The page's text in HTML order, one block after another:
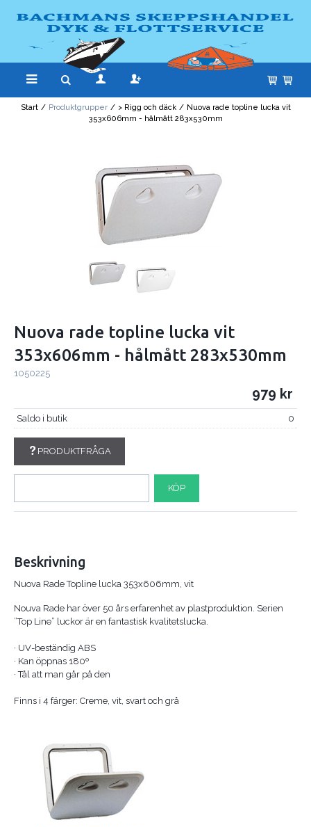
Start / Produktgrupper / > Rigg och däck / Nuova rade topline lucka vit
353x606mm - hålmått 283x530mm
Nuova rade topline lucka vit
353x606mm - hålmått 283x530mm
1050225
979
Saldo i butik 0
PRODUKTFRÅGA
KÖP
Beskrivning
Nuova Rade Topline lucka 353x606mm, vit
Nouva Rade har över 50 års erfarenhet av plastproduktion. Serien
”Top Line” luckor är en fantastisk kvalitetslucka.
· UV-beständig ABS
· Kan öppnas 180º
· Tål att man går på den
Finns i 4 färger: Creme, vit, svart och grå